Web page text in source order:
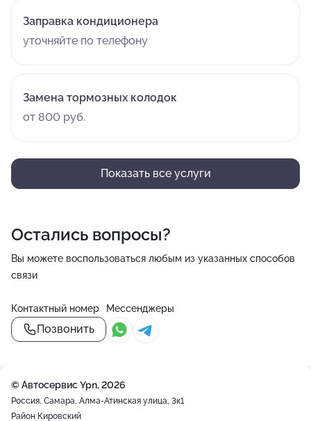
Заправка кондиционера
уточняйте по телефону
Замена тормозных колодок
от 800 руб.
Показать все услуги
Остались вопросы?
Вы можете воспользоваться любым из указанных способов
связи
Контактный номер
Позвонить
Мессенджеры
© Автосервис Ypn, 2026
Россия, Самара, Алма-Атинская улица, 3к1
Район Кировский